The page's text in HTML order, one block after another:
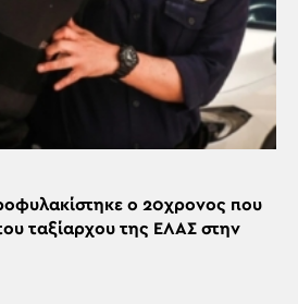
ο 20χρονος που
ταξίαρχου της ΕΛΑΣ στην